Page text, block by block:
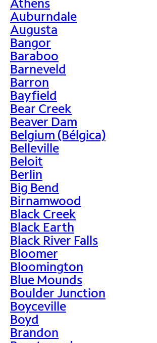
Auburndale
Augusta
Bangor
Baraboo
Barneveld
Barron
Bayfield
Bear Creek
Beaver Dam
Belgium (Bélgica)
Belleville
Beloit
Berlin
Big Bend
Birnamwood
Black Creek
Black Earth
Black River Falls
Bloomer
Bloomington
Blue Mounds
Boulder Junction
Boyceville
Boyd
Brandon